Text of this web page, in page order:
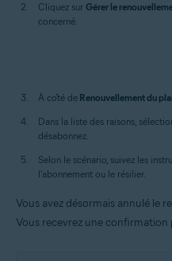
Cliquez sur Gérer le
concerné.
À côté de Renouvellement du
Dans la liste des raisons,
désabonnez.
Selon le scénario, suivez les
l'abonnement ou le résilier.
Vous avez désormais annulé le
Vous recevrez une confirmation